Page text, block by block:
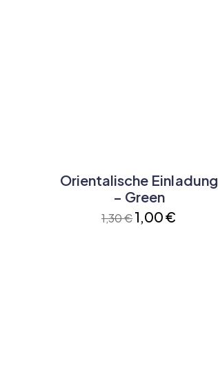
-23%
Orientalische Einladung
– Green
1,30€1,00€